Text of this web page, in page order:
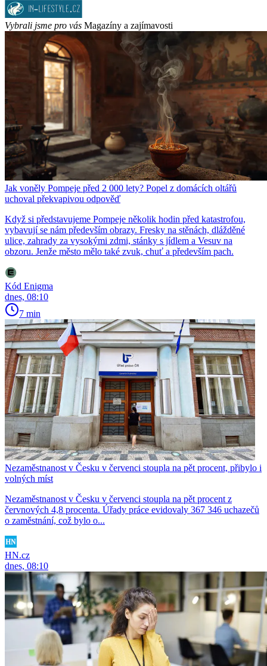
Vybrali jsme pro vás Magazíny a zajímavosti
Jak voněly Pompeje před 2 000 lety? Popel z domácích oltářů
uchoval překvapivou odpověď
Když si představujeme Pompeje několik hodin před katastrofou,
vybavují se nám především obrazy. Fresky na stěnách, dlážděné
ulice, zahrady za vysokými zdmi, stánky s jídlem a Vesuv na
obzoru. Jenže město mělo také zvuk, chuť a především pach.
Kód Enigma
dnes, 08:10
7 min
Nezaměstnanost v Česku v červenci stoupla na pět procent, přibylo i
volných míst
Nezaměstnanost v Česku v červenci stoupla na pět procent z
červnových 4,8 procenta. Úřady práce evidovaly 367 346 uchazečů
o zaměstnání, což bylo o...
HN.cz
dnes, 08:10